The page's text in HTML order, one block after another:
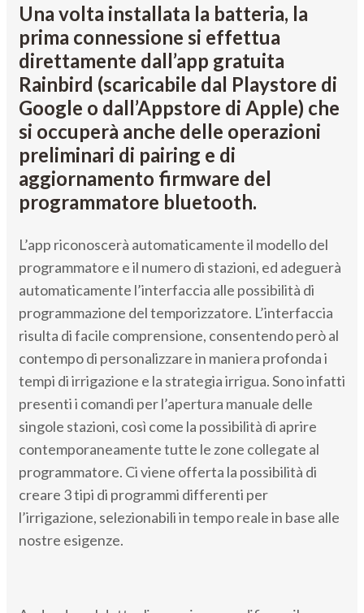
Una volta installata la batteria, la
prima connessione si effettua
direttamente dall’app gratuita
Rainbird (scaricabile dal Playstore di
Google o dall’Appstore di Apple) che
si occuperà anche delle operazioni
preliminari di pairing e di
aggiornamento firmware del
programmatore bluetooth.
L’app riconoscerà automaticamente il modello del
programmatore e il numero di stazioni, ed adeguerà
automaticamente l’interfaccia alle possibilità di
programmazione del temporizzatore. L’interfaccia
risulta di facile comprensione, consentendo però al
contempo di personalizzare in maniera profonda i
tempi di irrigazione e la strategia irrigua. Sono infatti
presenti i comandi per l’apertura manuale delle
singole stazioni, così come la possibilità di aprire
contemporaneamente tutte le zone collegate al
programmatore. Ci viene offerta la possibilità di
creare 3 tipi di programmi differenti per
l’irrigazione, selezionabili in tempo reale in base alle
nostre esigenze.